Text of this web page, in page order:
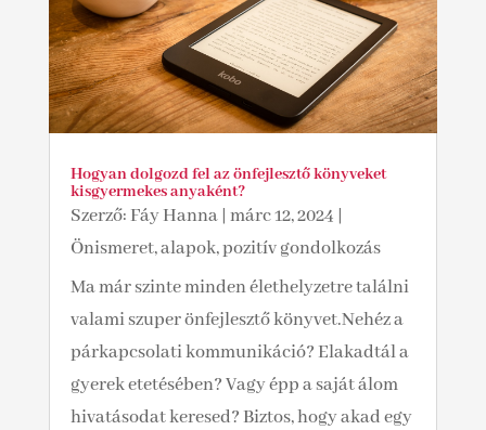
Hogyan dolgozd fel az önfejlesztő könyveket
kisgyermekes anyaként?
Szerző:Fáy Hanna| márc 12, 2024 |
Önismeret, alapok, pozitív gondolkozás
Ma már szinte minden élethelyzetre találni
valami szuper önfejlesztő könyvet.Nehéz a
párkapcsolati kommunikáció? Elakadtál a
gyerek etetésében? Vagy épp a saját álom
hivatásodat keresed? Biztos, hogy akad egy